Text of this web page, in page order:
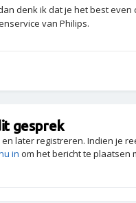
denk ik dat je het best even
van Philips.
gesprek
later registreren. Indien je
in om het bericht te plaatsen